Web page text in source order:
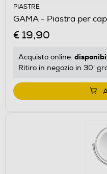
PIASTRE
GAMA - Piastra per
€ 19,90
Acquisto online:
Ritiro in negozio in 30'